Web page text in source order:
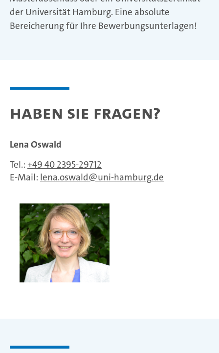
der Universität Hamburg. Eine absolute
Bereicherung für Ihre Bewerbungsunterlagen!
Haben Sie Fragen?
Lena Oswald
Tel.: +49 40 2395-29712
E-Mail: lena.oswald uni-hamburg.de